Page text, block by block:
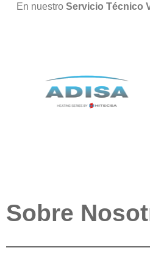
En nuestro Servicio Técnico
Sobre